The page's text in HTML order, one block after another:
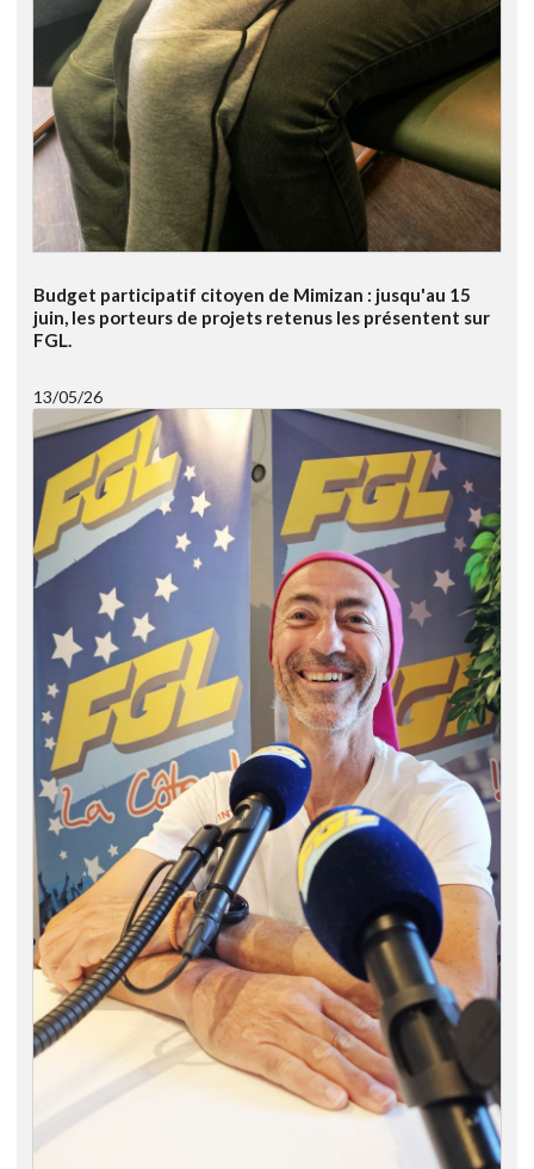
Budget participatif citoyen de Mimizan : jusqu'au 15
juin, les porteurs de projets retenus les présentent sur
FGL.
13/05/26